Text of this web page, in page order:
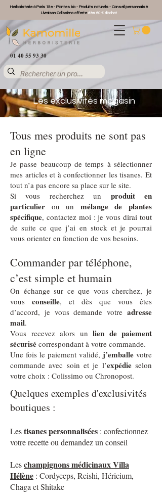
Herboristerie à Paris 15e - Plantes bio - Produits naturels - Conseil personnalisé
Livraison Colissimo offertedès 60 € d'achat
01 40 55 93 30
Les exclusivités magasin
Tous mes produits ne sont pas
en ligne
Je passe beaucoup de temps à sélectionner
mes articles et à confectionner les tisanes. Et
tout n’a pas encore sa place sur le site.
Si vous recherchez un produit en
particulier ou un mélange de plantes
spécifique, contactez moi : je vous dirai tout
de suite ce que j’ai en stock et je pourrai
vous orienter en fonction de vos besoins.
Commander par téléphone,
c’est simple et humain
On échange sur ce que vous cherchez, je
vous conseille, et dès que vous êtes
d’accord, je vous demande votre adresse
mail.
Vous recevez alors un lien de paiement
sécurisé correspondant à votre commande.
Une fois le paiement validé, j’emballe votre
commande avec soin et je l’expédieselon
votre choix : Colissimo ou Chronopost.
Quelques exemples d'exclusivités
boutiques :
Lestisanes personnalisées : confectionnez
votre recette ou demandez un conseil
Leschampignons médicinaux Villa
Hélène : Cordyceps, Reishi, Héricium,
Chaga et Shitake